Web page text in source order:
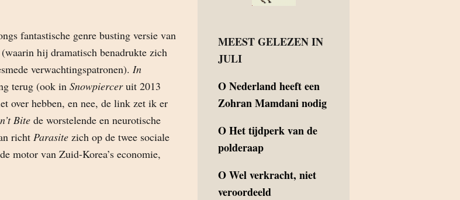
fantastische genre busting versie van
(waarin hij dramatisch benadrukte zich
verwachtingspatronen). In
terug (ook in Snowpierceruit 2013
over hebben, en nee, de link zet ik er
Bite de worstelende en neurotische
richt Parasite zich op de twee sociale
motor van Zuid-Korea’s economie,
MEEST GELEZEN IN
JULI
ONederland heeft een
Zohran Mamdani nodig
OHet tijdperk van de
polderaap
OWel verkracht, niet
veroordeeld